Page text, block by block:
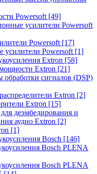
Powersoft [49]
усилители Powersoft
Powersoft [17]
усилители Powersoft [1]
Extron [58]
Extron [21]
обработки сигналов (DSP)
Extron [2]
Extron [15]
деэмбедирования и
аудио Extron [2]
[1]
Bosch [146]
Bosch PLENA
Bosch PLENA